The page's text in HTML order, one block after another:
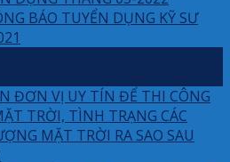
BÁO TUYỂN DỤNG KỸ SƯ
ĐƠN VỊ UY TÍN ĐỂ THI CÔNG
TRỜI, TÌNH TRẠNG CÁC
MẶT TRỜI RA SAO SAU